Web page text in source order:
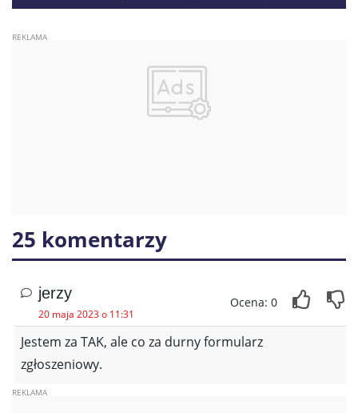
25 komentarzy
jerzy
20 maja 2023 o 11:31
Ocena: 0
Jestem za TAK, ale co za durny formularz
zgłoszeniowy.